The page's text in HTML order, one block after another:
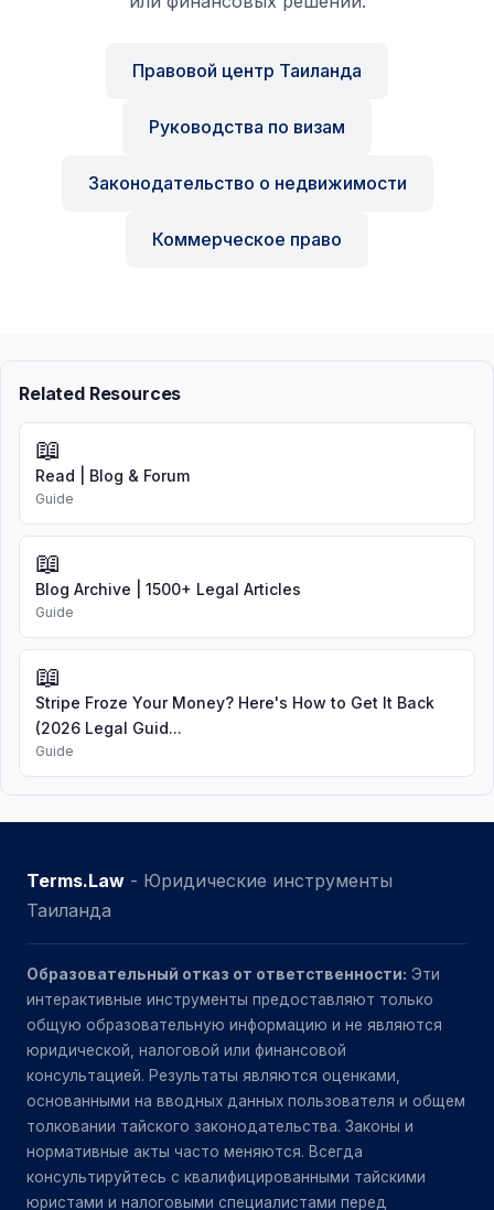
Правовой центр Таиланда
Руководства по визам
Законодательство о недвижимости
Коммерческое право
Related Resources
📖
Read | Blog & Forum
Guide
📖
Blog Archive | 1500+ Legal Articles
Guide
📖
Stripe Froze Your Money? Here's How to Get It Back
(2026 Legal Guid...
Guide
Terms.Law - Юридические инструменты
Таиланда
Образовательный отказ от ответственности: Эти
интерактивные инструменты предоставляют только
общую образовательную информацию и не являются
юридической, налоговой или финансовой
консультацией. Результаты являются оценками,
основанными на вводных данных пользователя и общем
толковании тайского законодательства. Законы и
нормативные акты часто меняются. Всегда
консультируйтесь с квалифицированными тайскими
юристами и налоговыми специалистами перед